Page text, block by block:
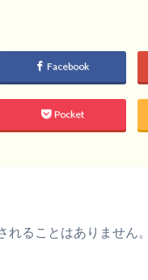
Facebook
Pocket
れることはありません。